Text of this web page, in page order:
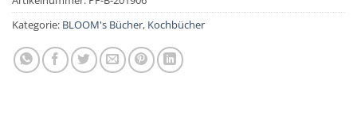
Kategorie: BLOOM's Bücher, Kochbücher